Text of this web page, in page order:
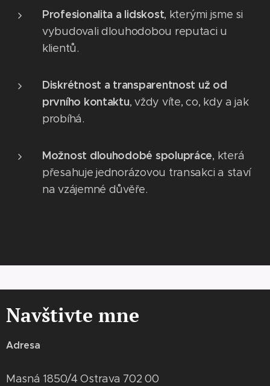
Profesionalita a lidskost, kterými jsme si
vybudovali dlouhodobou reputaci u
klientů.
Diskrétnost a transparentnost už od
prvního kontaktu, vždy víte, co, kdy a jak
probíhá.
Možnost dlouhodobé spolupráce, která
přesahuje jednorázovou transakci a staví
na vzájemné důvěře.
Navštivte mne
Adresa
Masná 1850/4 Ostrava 702 00